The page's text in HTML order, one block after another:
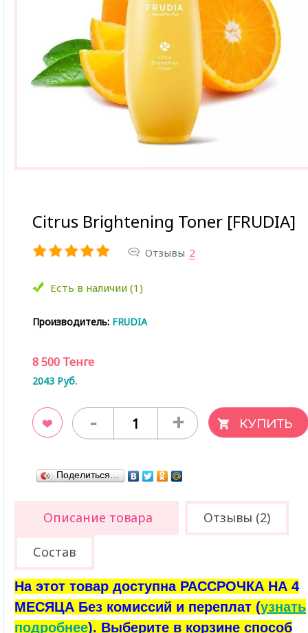
Citrus Brightening Toner [FRUDIA]
Отзывы 2
Есть в наличии (1)
Производитель: FRUDIA
8 500 Тенге
2043 Руб.
- +
Поделиться…
Описание товара Отзывы (2)
Состав
На этот товар доступна РАССРОЧКА НА 4
МЕСЯЦА Без комиссий и переплат (узнать
подробнее). Выберите в корзине способ